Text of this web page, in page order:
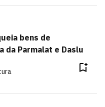
bens de
da Parmalat e Daslu